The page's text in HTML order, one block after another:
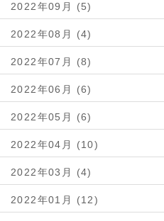
2022年09月 (5)
2022年08月 (4)
2022年07月 (8)
2022年06月 (6)
2022年05月 (6)
2022年04月 (10)
2022年03月 (4)
2022年01月 (12)